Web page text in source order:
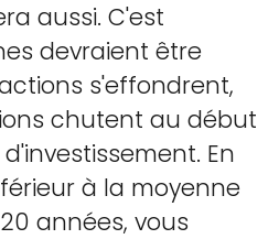
aussi. C'est
devraient être
s'effondrent,
chutent au début
En
à la moyenne
années, vous